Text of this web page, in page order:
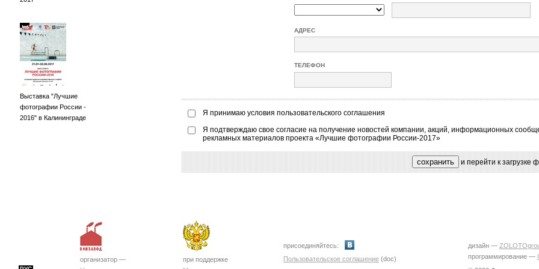
Выставка "Лучшие
фотографии России -
2016" в Калининграде
АДРЕС
ТЕЛЕФОН
Я принимаю условия пользовательского соглашения
Я подтверждаю свое согласие на получение новостей компании, акций, информационных
рекламных материалов проекта «Лучшие фотографии России-2017»
и перейти к загрузке
организатор —
при поддержке
присоединяйтесь:
Пользовательское соглашение (doc)
дизайн —
программирование —